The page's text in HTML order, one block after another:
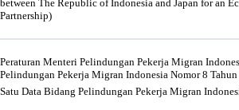
between The Republic of Indonesia and Japan for an
Partnership)
Peraturan Menteri Pelindungan Pekerja Migran
Pelindungan Pekerja Migran Indonesia Nomor 8
Satu Data Bidang Pelindungan Pekerja Migran